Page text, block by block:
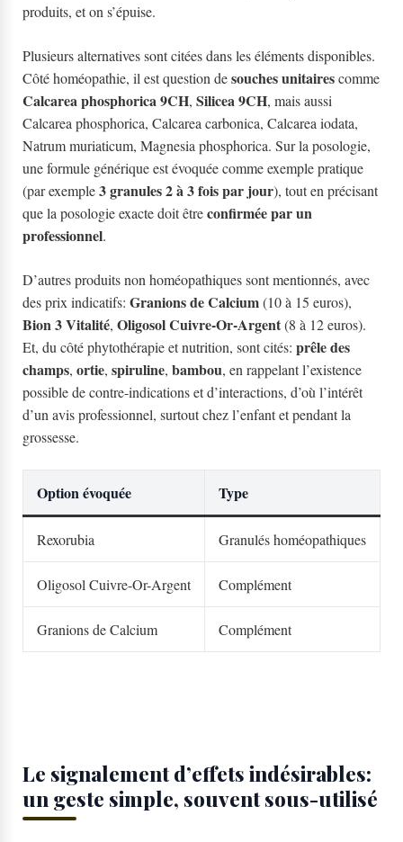
produits, et on s’épuise.
Plusieurs alternatives sont citées dans les éléments disponibles.
Côté homéopathie, il est question desouches unitairescomme
Calcarea phosphorica 9CH, Silicea 9CH, mais aussi
Calcarea phosphorica, Calcarea carbonica, Calcarea iodata,
Natrum muriaticum, Magnesia phosphorica. Sur la posologie,
une formule générique est évoquée comme exemple pratique
(par exemple3 granules 2 à 3 fois par jour), tout en précisant
que la posologie exacte doit êtreconfirmée par un
professionnel.
D’autres produits non homéopathiques sont mentionnés, avec
des prix indicatifs: Granions de Calcium(10 à 15 euros),
Bion 3 Vitalité, Oligosol Cuivre-Or-Argent(8 à 12 euros).
Et, du côté phytothérapie et nutrition, sont cités: prêle des
champs, ortie, spiruline, bambou, en rappelant l’existence
possible de contre-indications et d’interactions, d’où l’intérêt
d’un avis professionnel, surtout chez l’enfant et pendant la
grossesse.
Option évoquée Type
Rexorubia Granulés homéopathiques
Oligosol Cuivre-Or-Argent Complément
Granions de Calcium Complément
Le signalement d’effets indésirables:
un geste simple, souvent sous-utilisé